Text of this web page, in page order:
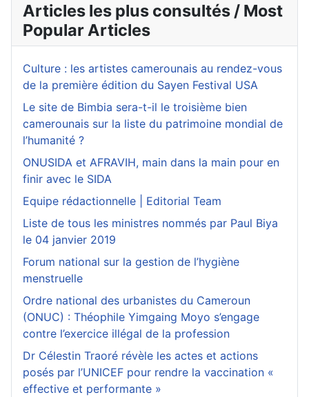
Articles les plus consultés / Most
Popular Articles
Culture : les artistes camerounais au rendez-vous
de la première édition du Sayen Festival USA
Le site de Bimbia sera-t-il le troisième bien
camerounais sur la liste du patrimoine mondial de
l’humanité ?
ONUSIDA et AFRAVIH, main dans la main pour en
finir avec le SIDA
Equipe rédactionnelle | Editorial Team
Liste de tous les ministres nommés par Paul Biya
le 04 janvier 2019
Forum national sur la gestion de l’hygiène
menstruelle
Ordre national des urbanistes du Cameroun
(ONUC) : Théophile Yimgaing Moyo s’engage
contre l’exercice illégal de la profession
Dr Célestin Traoré révèle les actes et actions
posés par l’UNICEF pour rendre la vaccination «
effective et performante »